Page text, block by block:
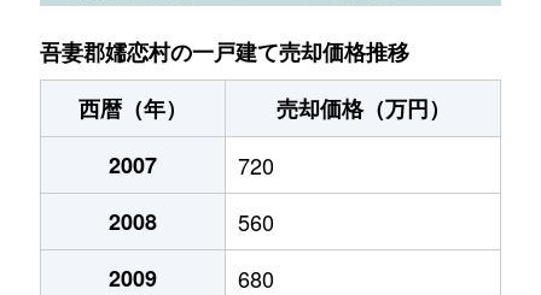
大字鎌原
400万円 万座・鹿沢口
徒歩1
大字鎌原
1,900万円 万座・鹿沢口
徒歩2
大字鎌原
吾妻郡嬬恋村の一戸建て売却価格推移
西暦（年）
売却価格（万円）
2007
720
2008
560
2009
680